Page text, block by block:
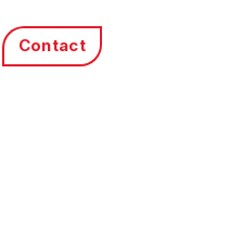
Contact